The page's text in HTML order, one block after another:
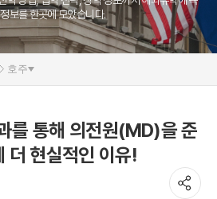
드
학 정보
랜드
보를 한곳에 모았습니다.
호주
를 통해 의전원(MD)을 준
더 현실적인 이유!